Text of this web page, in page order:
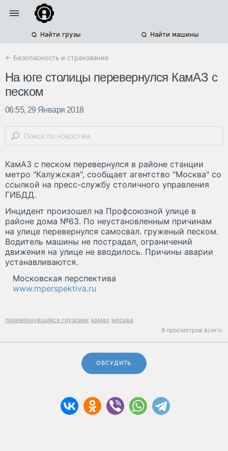
Найти грузы Найти машины
← Безопасность и страхование
На юге столицы перевернулся КамАЗ с
песком
06:55, 29 Января 2018
КамАЗ с песком перевернулся в районе станции
метро "Калужская", сообщает агентство "Москва" со
ссылкой на пресс-службу столичного управления
ГИБДД.
Инцидент произошел на Профсоюзной улице в
районе дома №63. По неустановленным причинам
на улице перевернулся самосвал. груженый песком.
Водитель машины не пострадал, ограничений
движения на улице не вводилось. Причины аварии
устанавливаются.
Московская перспектива
www.mperspektiva.ru
перевернувшийся грузовик камаз москва
8 просмотров всего.
ОБСУДИТЬ